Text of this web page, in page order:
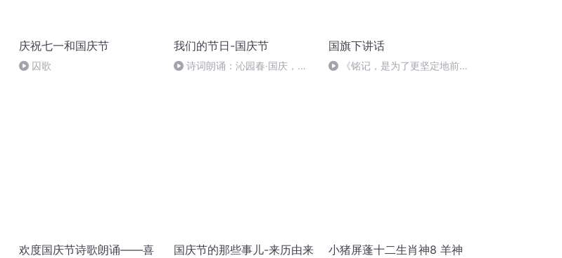
庆祝七一和国庆节
囚歌
我们的节日-国庆节
诗词朗诵：沁园春·国庆，朗
国旗下讲话
《铭记，是为了更坚定地前
欢度国庆节诗歌朗诵——喜
国庆节的那些事儿-来历由来
小猪屏蓬十二生肖神8 羊神